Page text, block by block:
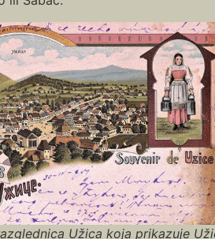
Užica koja prikazuje